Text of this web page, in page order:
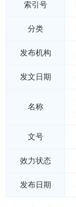
索引号
分类
发布机构
发文日期
名称
文号
效力状态
发布日期